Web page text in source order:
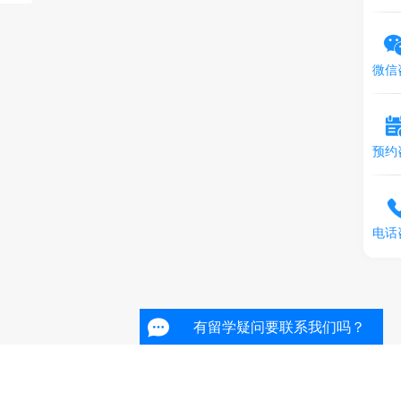
微信
预约
电话
有留学疑问要联系我们吗？
有留学疑问要联系我们吗？
有留学疑问要联系我们吗？